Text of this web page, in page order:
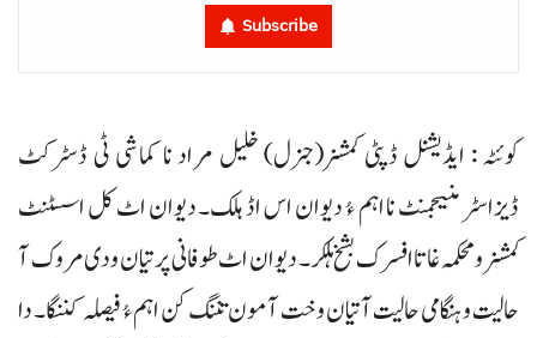
Subscribe
کوئٹہ : ایڈیشنل ڈپٹی کمشنر(جنرل) خلیل مراد نا کماشی ٹی ڈسٹرکٹ
ڈیزاسٹر منیجمنٹ نا اہم ءُ دیوان اس اڈ ہلک۔ دیوان اٹ کل اسسٹنٹ
کمشنر و محکمہ غاتا افسرک بشخ ہلکر۔ دیوان اٹ طوفانی پر تیان ودی مروک آ
حالیت و ہنگامی حالیت آتیان وخت آ مون تننگ کن اہم ءُ فیصلہ کننگا۔ دا